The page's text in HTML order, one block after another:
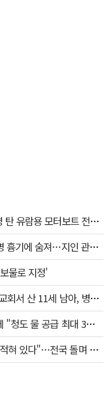
전남 여수 오동도 해상서 5명 탄 유람용 모터보트 전복…2명 숨져
서울 면목동서 60대 남성 2명 흉기에 숨져…지인 관계로 추정
물로 지정'
"침대에 결박, 탈진"…평생 교회서 산 11세 남아, 병원 이송 끝 숨져
박권현 청도군수, 국무총리에 "청도 물 공급 최대 3만t 늘려달라"
"경로당 통장에 비밀번호가 적혀 있다"…전국 돌며 경로당 13곳 턴 30대 구속